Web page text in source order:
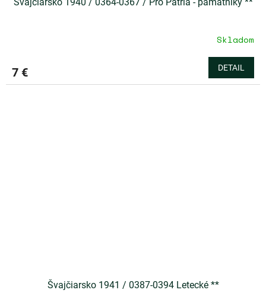
Skladom
7 € DETAIL
Švajčiarsko 1941 / 0387-0394 Letecké **